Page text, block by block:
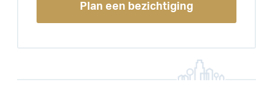
Plan een bezichtiging